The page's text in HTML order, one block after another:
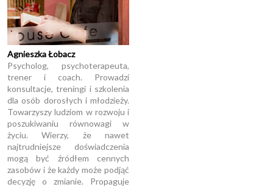
Agnieszka Łobacz
Psycholog, psychoterapeuta,
trener i coach. Prowadzi
konsultacje, treningi i szkolenia
dla osób dorosłych i młodzieży.
Towarzyszy ludziom w rozwoju i
poszukiwaniu równowagi w
życiu. Wierzy, że nawet
najtrudniejsze doświadczenia
mogą być źródłem cennych
zasobów i że każdy może podjąć
decyzję o zmianie. Propaguje